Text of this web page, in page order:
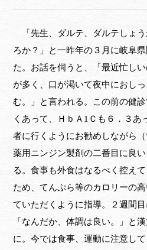
「先生、ダルテ、ダルテしょ
ろか？」と一昨年の３月に岐阜
た。お話を伺うと、「最近忙し
が多く、口が渇いて夜中におし
む。」と言われる。この前の健
くあって、ＨｂＡ1Ｃも６．３あ
者に行くようにお勧めしながら
薬用ニンジン製剤の二番目に良
る。食事も外食はなるべく控え
ため、てんぷら等のカロリーの
ていただくように指導。２週間
「なんだか、体調は良い。」と
に。今では食事、運動に注意し